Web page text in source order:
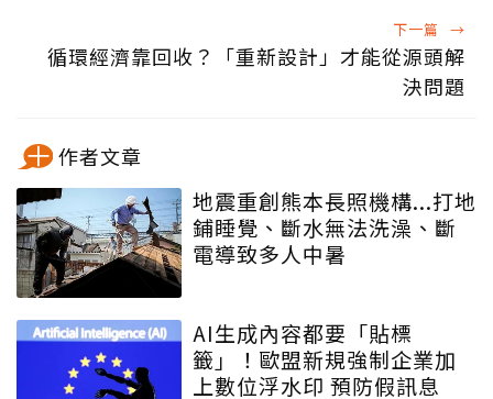
下一篇 →
循環經濟靠回收？「重新設計」才能從源頭解
決問題
作者文章
地震重創熊本長照機構...打地
鋪睡覺、斷水無法洗澡、斷
電導致多人中暑
AI生成內容都要「貼標
籤」！歐盟新規強制企業加
上數位浮水印 預防假訊息